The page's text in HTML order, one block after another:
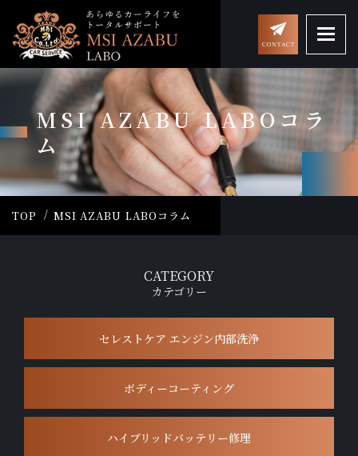
MSI AZABU LABOコラ
ム
TOP MSI AZABU LABOコラム
CATEGORY
カテゴリー
セレストケア エンジン内部洗浄
ボディーコーティング
ハイブリッドバッテリー修理